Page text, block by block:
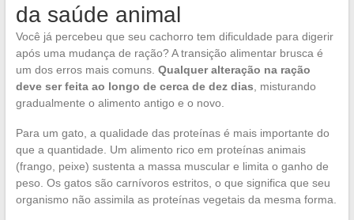
da saúde animal
Você já percebeu que seu cachorro tem dificuldade para digerir
após uma mudança de ração? A transição alimentar brusca é
um dos erros mais comuns. Qualquer alteração na ração
deve ser feita ao longo de cerca de dez dias , misturando
gradualmente o alimento antigo e o novo.
Para um gato, a qualidade das proteínas é mais importante do
que a quantidade. Um alimento rico em proteínas animais
(frango, peixe) sustenta a massa muscular e limita o ganho de
peso. Os gatos são carnívoros estritos, o que significa que seu
organismo não assimila as proteínas vegetais da mesma forma.